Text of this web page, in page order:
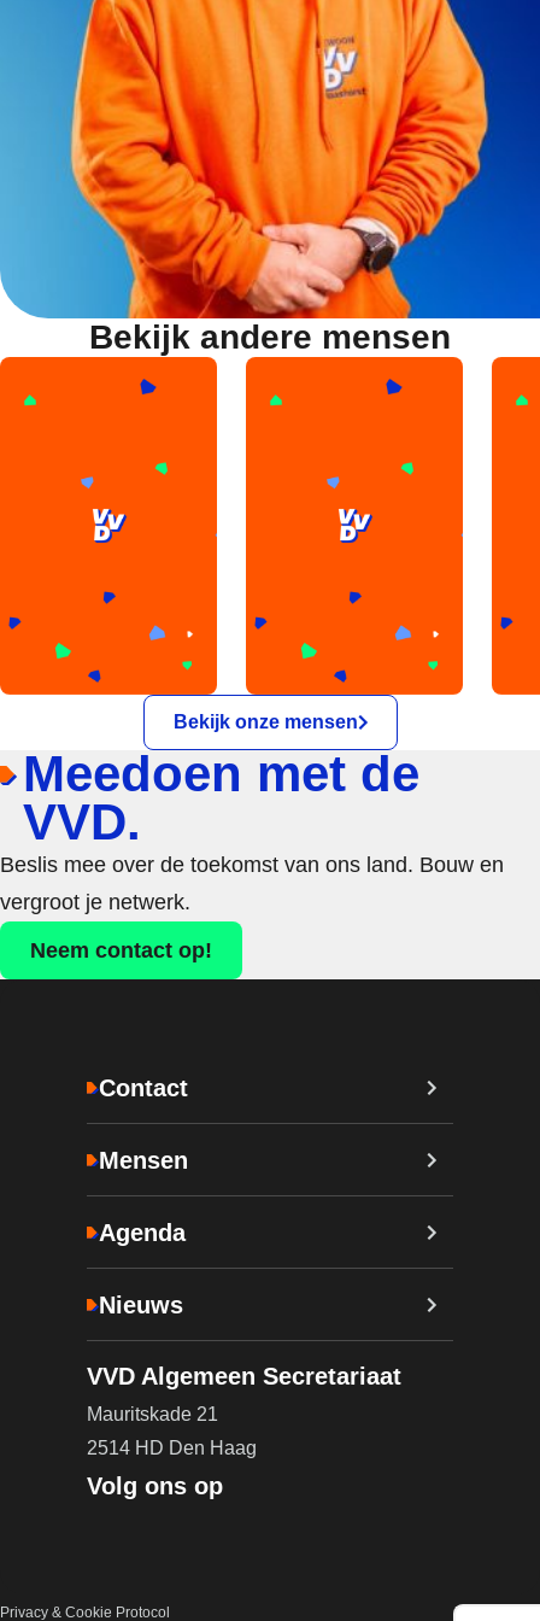
Bekijk andere mensen
Bekijk onze mensen
Meedoen met de
VVD.
Beslis mee over de toekomst van ons land. Bouw en
vergroot je netwerk.
Neem contact op!
Contact
Mensen
Agenda
Nieuws
VVD Algemeen Secretariaat
Mauritskade 21
2514 HD Den Haag
Volg ons op
Privacy & Cookie Protocol